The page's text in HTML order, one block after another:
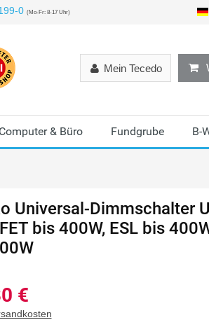
0 (Mo-Fr: 8-17 Uhr)
Mein Tecedo
Computer & Büro Fundgrube B-
Universal-Dimmschalter
bis 400W, ESL bis
€